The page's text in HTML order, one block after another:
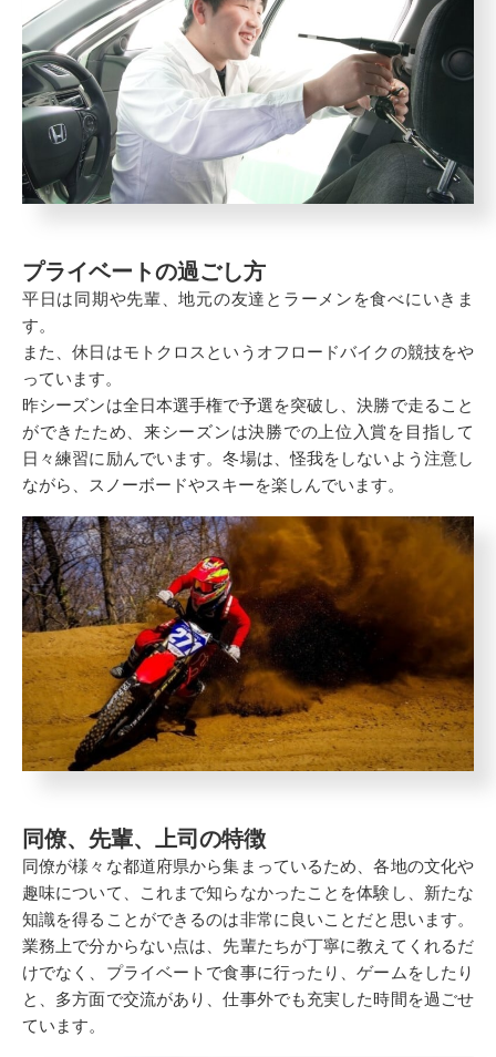
プライベートの過ごし方
平日は同期や先輩、地元の友達とラーメンを食べにいきま
す。
また、休日はモトクロスというオフロードバイクの競技をや
っています。
昨シーズンは全日本選手権で予選を突破し、決勝で走ること
ができたため、来シーズンは決勝での上位入賞を目指して
日々練習に励んでいます。冬場は、怪我をしないよう注意し
ながら、スノーボードやスキーを楽しんでいます。
同僚、先輩、上司の特徴
同僚が様々な都道府県から集まっているため、各地の文化や
趣味について、これまで知らなかったことを体験し、新たな
知識を得ることができるのは非常に良いことだと思います。
業務上で分からない点は、先輩たちが丁寧に教えてくれるだ
けでなく、プライベートで食事に行ったり、ゲームをしたり
と、多方面で交流があり、仕事外でも充実した時間を過ごせ
ています。